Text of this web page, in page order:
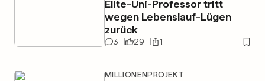
Elite-Uni-Professor tritt
wegen Lebenslauf-Lügen
zurück
3 29 1
MILLIONENPROJEKT